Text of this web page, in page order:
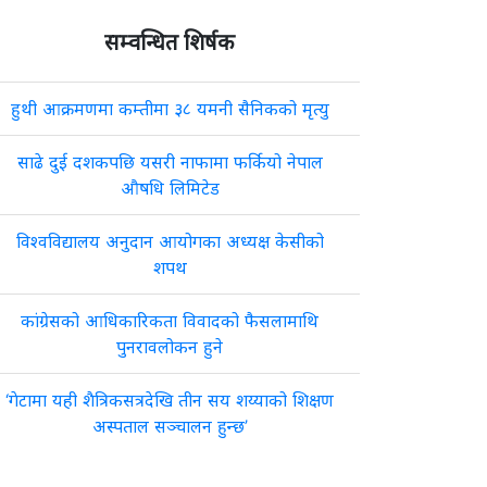
सम्वन्धित शिर्षक
हुथी आक्रमणमा कम्तीमा ३८ यमनी सैनिकको मृत्यु
साढे दुई दशकपछि यसरी नाफामा फर्कियो नेपाल
औषधि लिमिटेड
विश्वविद्यालय अनुदान आयोगका अध्यक्ष केसीको
शपथ
कांग्रेसको आधिकारिकता विवादको फैसलामाथि
पुनरावलोकन हुने
‘गेटामा यही शैत्रिकसत्रदेखि तीन सय शय्याको शिक्षण
अस्पताल सञ्चालन हुन्छ’